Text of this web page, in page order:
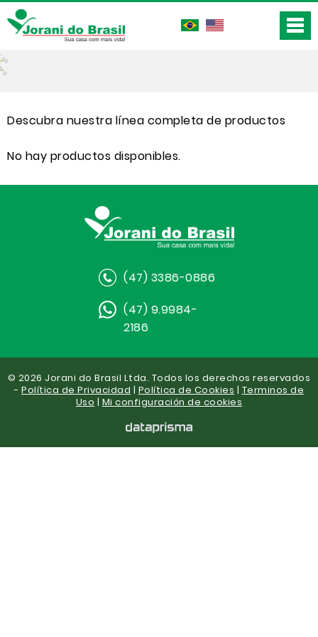
Descubra nuestra línea completa de productos
No hay productos disponibles.
(47) 3386-0886
(47) 9.9984-
2186
© 2026 Jorani do Brasil Ltda. Todos los derechos reservados
- Política de Privacidad | Política de Cookies | Terminos de
Uso | Mi configuración de cookies